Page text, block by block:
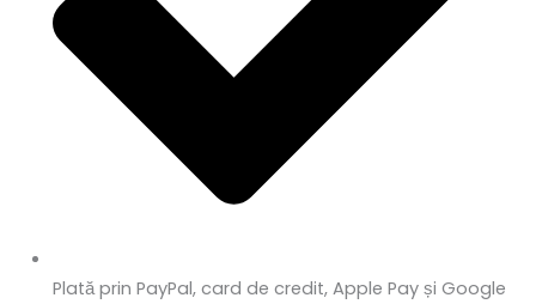
Plată prin PayPal, card de credit, Apple Pay și Google